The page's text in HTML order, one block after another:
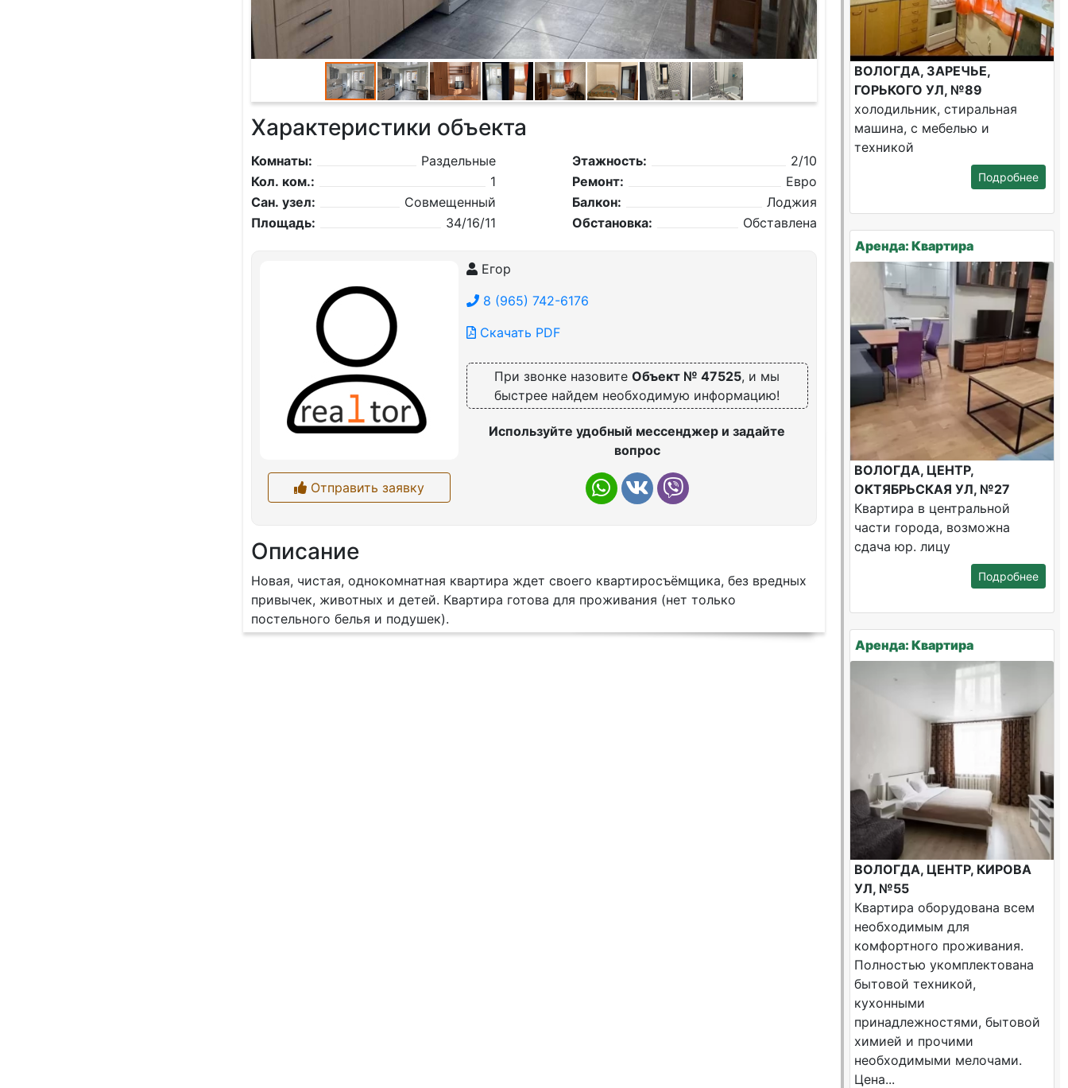
Характеристики объекта
Комнаты:
Раздельные
Кол. ком.:
1
Сан. узел:
Совмещенный
Площадь:
34/16/11
Этажность:
2/10
Ремонт:
Евро
Балкон:
Лоджия
Обстановка:
Обставлена
Отправить заявку
Егор
8 (965) 742-6176
Скачать PDF
При звонке назовитеОбъект № 47525, и мы
быстрее найдем необходимую информацию!
Используйте удобный мессенджер и задайте
вопрос
Описание
Новая, чистая, однокомнатная квартира ждет своего квартиросъёмщика, без вредных
привычек, животных и детей. Квартира готова для проживания (нет только
постельного белья и подушек).
ВОЛОГДА, ЗАРЕЧЬЕ,
ГОРЬКОГО УЛ, №89
холодильник, стиральная
машина, с мебелью и
техникой
Подробнее
Аренда: Квартира
ВОЛОГДА, ЦЕНТР,
ОКТЯБРЬСКАЯ УЛ, №27
Квартира в центральной
части города, возможна
сдача юр. лицу
Подробнее
Аренда: Квартира
ВОЛОГДА, ЦЕНТР, КИРОВА
УЛ, №55
Квартира оборудована всем
необходимым для
комфортного проживания.
Полностью укомплектована
бытовой техникой,
кухонными
принадлежностями, бытовой
химией и прочими
необходимыми мелочами.
Цена...